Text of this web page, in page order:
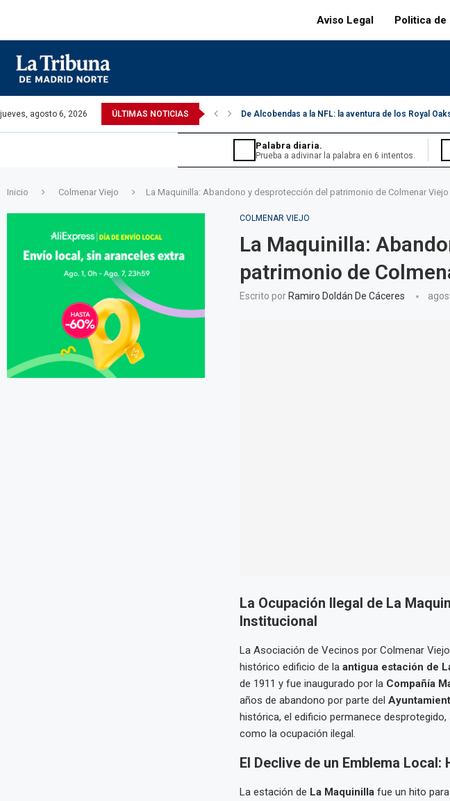
Aviso Legal Politica de
jueves, agosto 6, 2026 ÚLTIMAS NOTICIAS De Alcobendas a la NFL: la aventura de los Royal
Palabra diaria.
Prueba a adivinar la palabra en 6 intentos.
Sopa de letras.
Encuentra las palabras ocultas.
Sudoku diario.
Tu reto diario en nivel medio.
Inicio Colmenar Viejo La Maquinilla: Abandono y desprotección del patrimonio de Colmenar Viejo
COLMENAR VIEJO
La Maquinilla:
patrimonio de
Escrito por Ramiro Doldán De Cáceres
La Ocupación Ilegal de La
Institucional
La Asociación de Vecinos por Colmenar
histórico edificio de la antigua estación de
de 1911 y fue inaugurado por la Compañía
años de abandono por parte del
histórica, el edificio permanece
como la ocupación ilegal.
El Declive de un Emblema
La estación de La Maquinillafue un hito para